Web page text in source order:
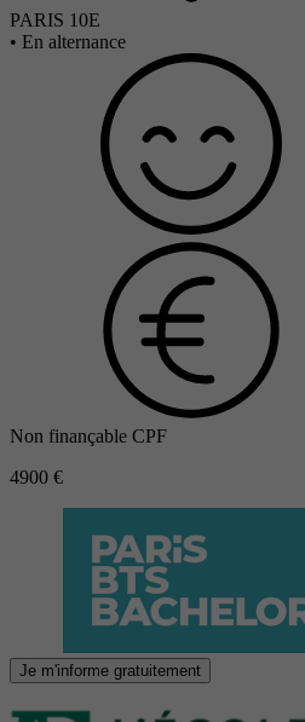
PARIS 10E
• En alternance
Non finançable CPF
4900 €
Je m'informe gratuitement